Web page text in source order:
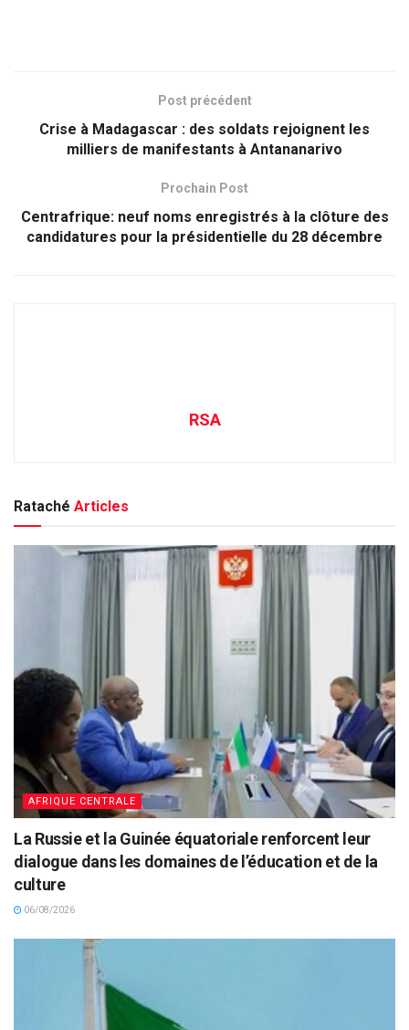
Post précédent
Crise à Madagascar : des soldats rejoignent les
milliers de manifestants à Antananarivo
Prochain Post
Centrafrique: neuf noms enregistrés à la clôture des
candidatures pour la présidentielle du 28 décembre
RSA
Rataché Articles
AFRIQUE CENTRALE
La Russie et la Guinée équatoriale renforcent leur
dialogue dans les domaines de l’éducation et de la
culture
06/08/2026